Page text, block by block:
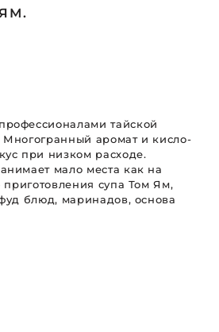
тайской
Многогранный аромат и кисло-
при низком расходе.
мало места как на
приготовления супа Том Ям,
блюд, маринадов, основа